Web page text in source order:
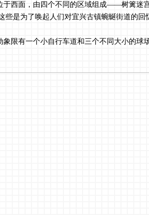
于西面，由四个不同的区域组成——树篱迷
些是为了唤起人们对宜兴古镇蜿蜒街道的回
象限有一个小自行车道和三个不同大小的球